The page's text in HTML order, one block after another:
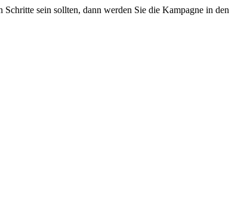
sein sollten, dann werden Sie die Kampagne in den